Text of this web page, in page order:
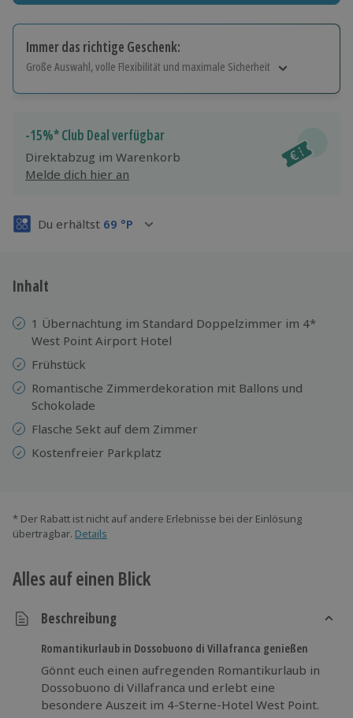
Immer das richtige Geschenk:
Große Auswahl, volle Flexibilität und maximale Sicherheit
Jeder Gutschein für alle Erlebnisse einlösbar.
Maximale Sicherheit
3 Jahre gültig & verlängerbar.
-15%* Club Deal verfügbar
Direktabzug im Warenkorb
Melde dich hier an
Du erhältst 69 °P
Inhalt
1 Übernachtung im Standard Doppelzimmer im 4*
West Point Airport Hotel
Frühstück
Romantische Zimmerdekoration mit Ballons und
Schokolade
Flasche Sekt auf dem Zimmer
Kostenfreier Parkplatz
* Der Rabatt ist nicht auf andere Erlebnisse bei der Einlösung
übertragbar. Details
Alles auf einen Blick
Beschreibung
Romantikurlaub in Dossobuono di Villafranca genießen
Gönnt euch einen aufregenden Romantikurlaub in
Dossobuono di Villafranca und erlebt eine
besondere Auszeit im 4-Sterne-Hotel West Point.